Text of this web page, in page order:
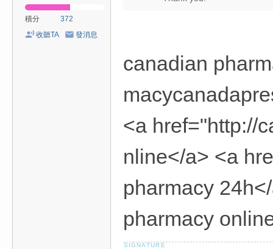
積分
372
收聽TA
發消息
canadian
<a href="http://
nline</a> <a
pharmacy
pharmacy